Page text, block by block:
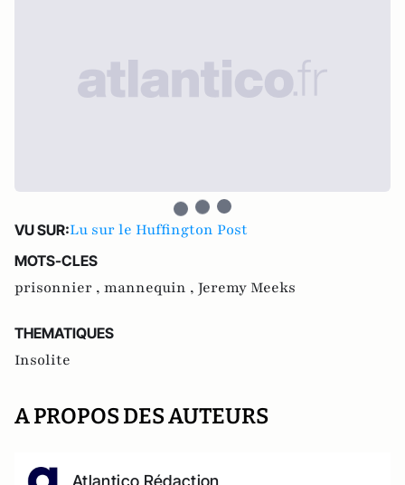
VU SUR:Lu sur le Huffington Post
MOTS-CLES
prisonnier , mannequin , Jeremy Meeks
THEMATIQUES
Insolite
A PROPOS DES AUTEURS
Atlantico Rédaction